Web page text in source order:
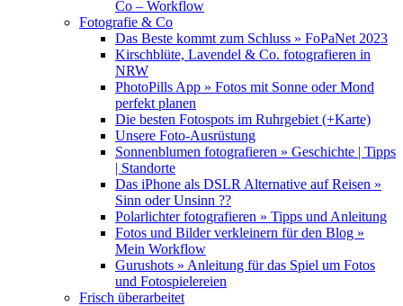
Co – Workflow
Fotografie & Co
Das Beste kommt zum Schluss » FoPaNet 2023
Kirschblüte, Lavendel & Co. fotografieren in
NRW
PhotoPills App » Fotos mit Sonne oder Mond
perfekt planen
Die besten Fotospots im Ruhrgebiet (+Karte)
Unsere Foto-Ausrüstung
Sonnenblumen fotografieren » Geschichte | Tipps
| Standorte
Das iPhone als DSLR Alternative auf Reisen »
Sinn oder Unsinn ??
Polarlichter fotografieren » Tipps und Anleitung
Fotos und Bilder verkleinern für den Blog »
Mein Workflow
Gurushots » Anleitung für das Spiel um Fotos
und Fotospielereien
Frisch überarbeitet